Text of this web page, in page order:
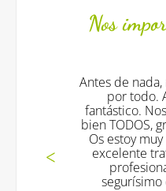
Nos
nada, muchísimas gracias
todo. Ayer fue un día
Nos lo pasamos super
grandes y pequeños.
muy agradecida por el
trato, organización y
Seguro
que repetimos.